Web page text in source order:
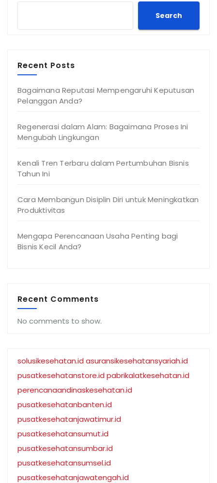
Search
Recent Posts
Bagaimana Reputasi Mempengaruhi Keputusan
Pelanggan Anda?
Regenerasi dalam Alam: Bagaimana Proses Ini
Mengubah Lingkungan
Kenali Tren Terbaru dalam Pertumbuhan Bisnis
Tahun Ini
Cara Membangun Disiplin Diri untuk Meningkatkan
Produktivitas
Mengapa Perencanaan Usaha Penting bagi
Bisnis Kecil Anda?
Recent Comments
No comments to show.
solusikesehatan.id asuransikesehatansyariah.id
pusatkesehatanstore.id pabrikalatkesehatan.id
perencanaandinaskesehatan.id
pusatkesehatanbanten.id
pusatkesehatanjawatimur.id
pusatkesehatansumut.id
pusatkesehatansumbar.id
pusatkesehatansumsel.id
pusatkesehatanjawatengah.id